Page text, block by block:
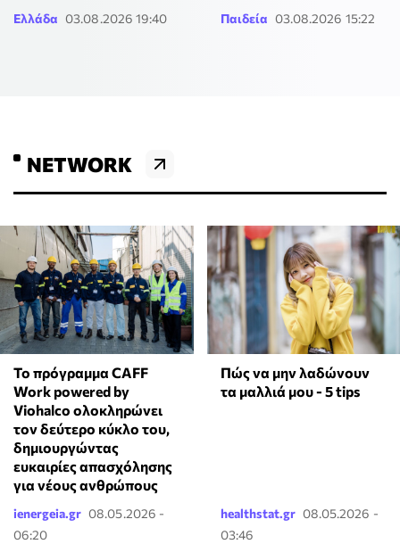
Ελλάδα 03.08.2026 19:40 Παιδεία 03.08.2026 15:22
NETWORK
Το πρόγραμμα CAFF
Work powered by
Viohalco ολοκληρώνει
τον δεύτερο κύκλο του,
δημιουργώντας
ευκαιρίες απασχόλησης
για νέους ανθρώπους
ienergeia.gr 08.05.2026 -
06:20
Πώς να μην λαδώνουν
τα μαλλιά μου - 5 tips
healthstat.gr 08.05.2026 -
03:46